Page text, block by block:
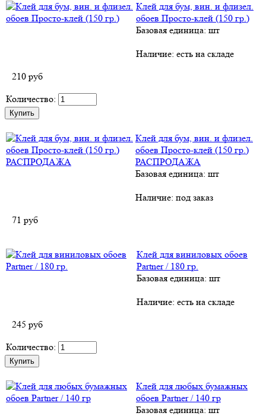
Клей для бум, вин. и флизел.
обоев Просто-клей (150 гр.)
Базовая единица: шт
Наличие: есть на складе
210 руб
Количество:
Клей для бум, вин. и флизел.
обоев Просто-клей (150 гр.)
РАСПРОДАЖА
Базовая единица: шт
Наличие: под заказ
71 руб
Клей для виниловых обоев
Partner / 180 гр.
Базовая единица: шт
Наличие: есть на складе
245 руб
Количество:
Клей для любых бумажных
обоев Partner / 140 гр
Базовая единица: шт